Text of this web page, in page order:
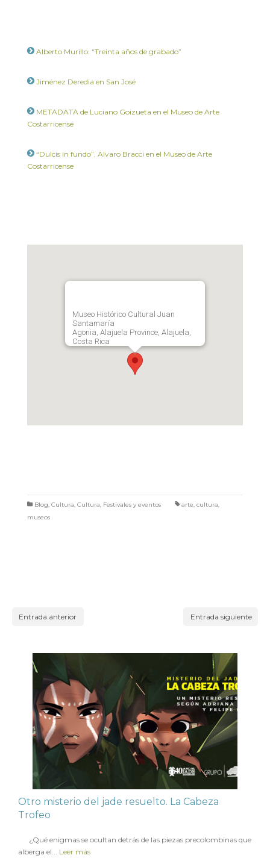
Alberto Murillo: “Treinta años de grabado”
Jiménez Deredia en San José
METADATA de Luciano Goizueta en el Museo de Arte
Costarricense
“Dulcis in fundo”, Alvaro Bracci en el Museo de Arte
Costarricense
Museo Histórico Cultural Juan
Santamaría
Agonia, Alajuela Province, Alajuela,
Costa Rica
Blog, Cultura, Cultura, Festivales y eventos arte, cultura,
museos
Entrada anterior Entrada siguiente
Otro misterio del jade resuelto. La Cabeza
Trofeo
¿Qué enigmas se ocultan detrás de las piezas precolombinas que
alberga el... Leer más